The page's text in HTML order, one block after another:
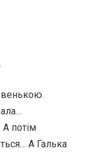
А потім
А Галька